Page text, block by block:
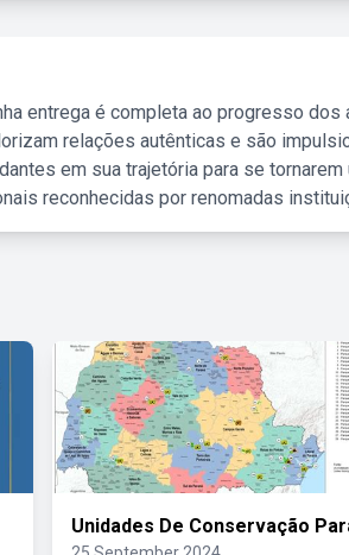
entrega é completa ao progresso
relações autênticas e são
em sua trajetória para se
reconhecidas por renomadas
Unidades De Conservação